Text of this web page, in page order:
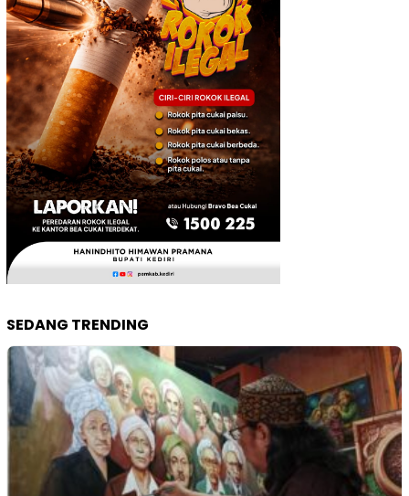
SEDANG TRENDING